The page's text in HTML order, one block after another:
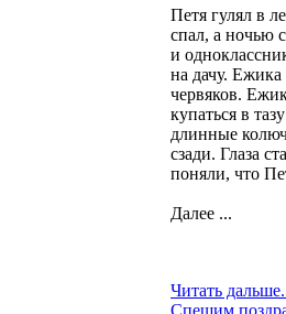
Петя гулял в
спал, а ночью
и
на дачу. Ежика
червяков.
купаться в
длинные
сзади. Глаза
поняли, что
Далее ...
Читать
Спешим